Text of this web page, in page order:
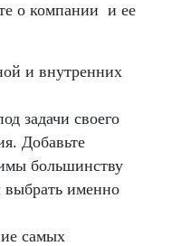
о компании и ее
и внутренних
задачи своего
Добавьте
большинству
выбрать именно
самых